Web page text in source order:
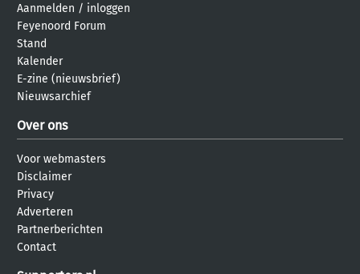
Aanmelden / inloggen
Feyenoord Forum
Stand
Kalender
E-zine (nieuwsbrief)
Nieuwsarchief
Over ons
Voor webmasters
Disclaimer
Privacy
Adverteren
Partnerberichten
Contact